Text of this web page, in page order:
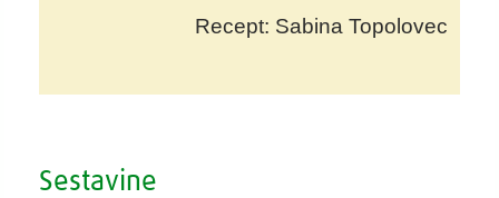
Recept: Sabina Topolovec
Sestavine